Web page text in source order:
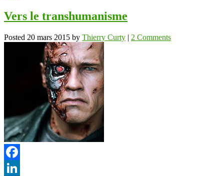
Vers le transhumanisme
Posted 20 mars 2015 by Thierry Curty | 2 Comments
Facebook